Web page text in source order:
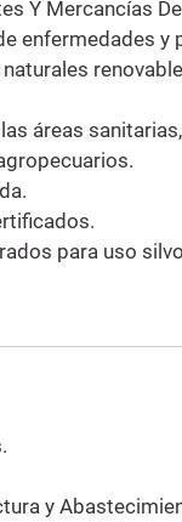
Y Mercancías
enfermedades y
áreas
para uso
y